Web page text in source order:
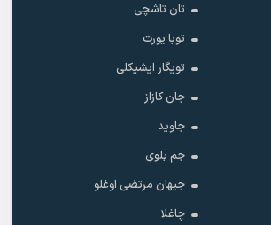
تان تاشچی
توبا یورت
تویگار ایشیکلی
جان کازاز
جاوید
جم بلوی
جیهان مرتضی اوغلو
چاغلا